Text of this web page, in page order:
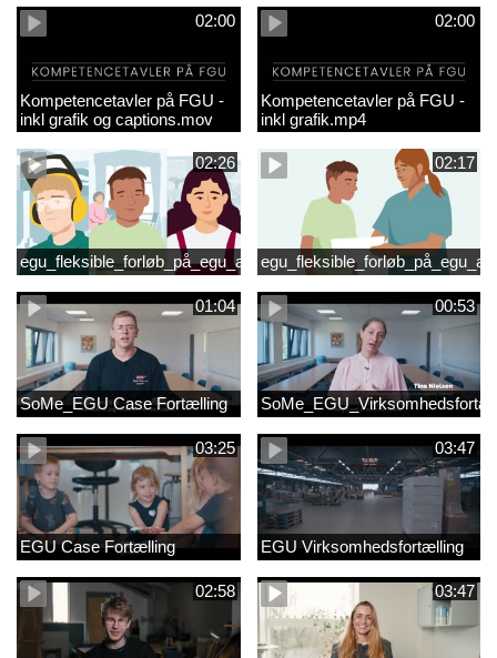
02:00
Kompetencetavler på FGU -
inkl grafik og captions.mov
02:00
Kompetencetavler på FGU -
inkl grafik.mp4
02:26
egu_fleksible_forløb_på_egu_animationsfilm_2
02:17
01:04
SoMe_EGU Case Fortælling
00:53
03:25
EGU Case Fortælling
03:47
EGU Virksomhedsfortælling
02:58 03:47